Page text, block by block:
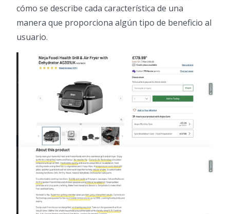
cómo se describe cada característica de una
manera que proporciona algún tipo de beneficio al
usuario.